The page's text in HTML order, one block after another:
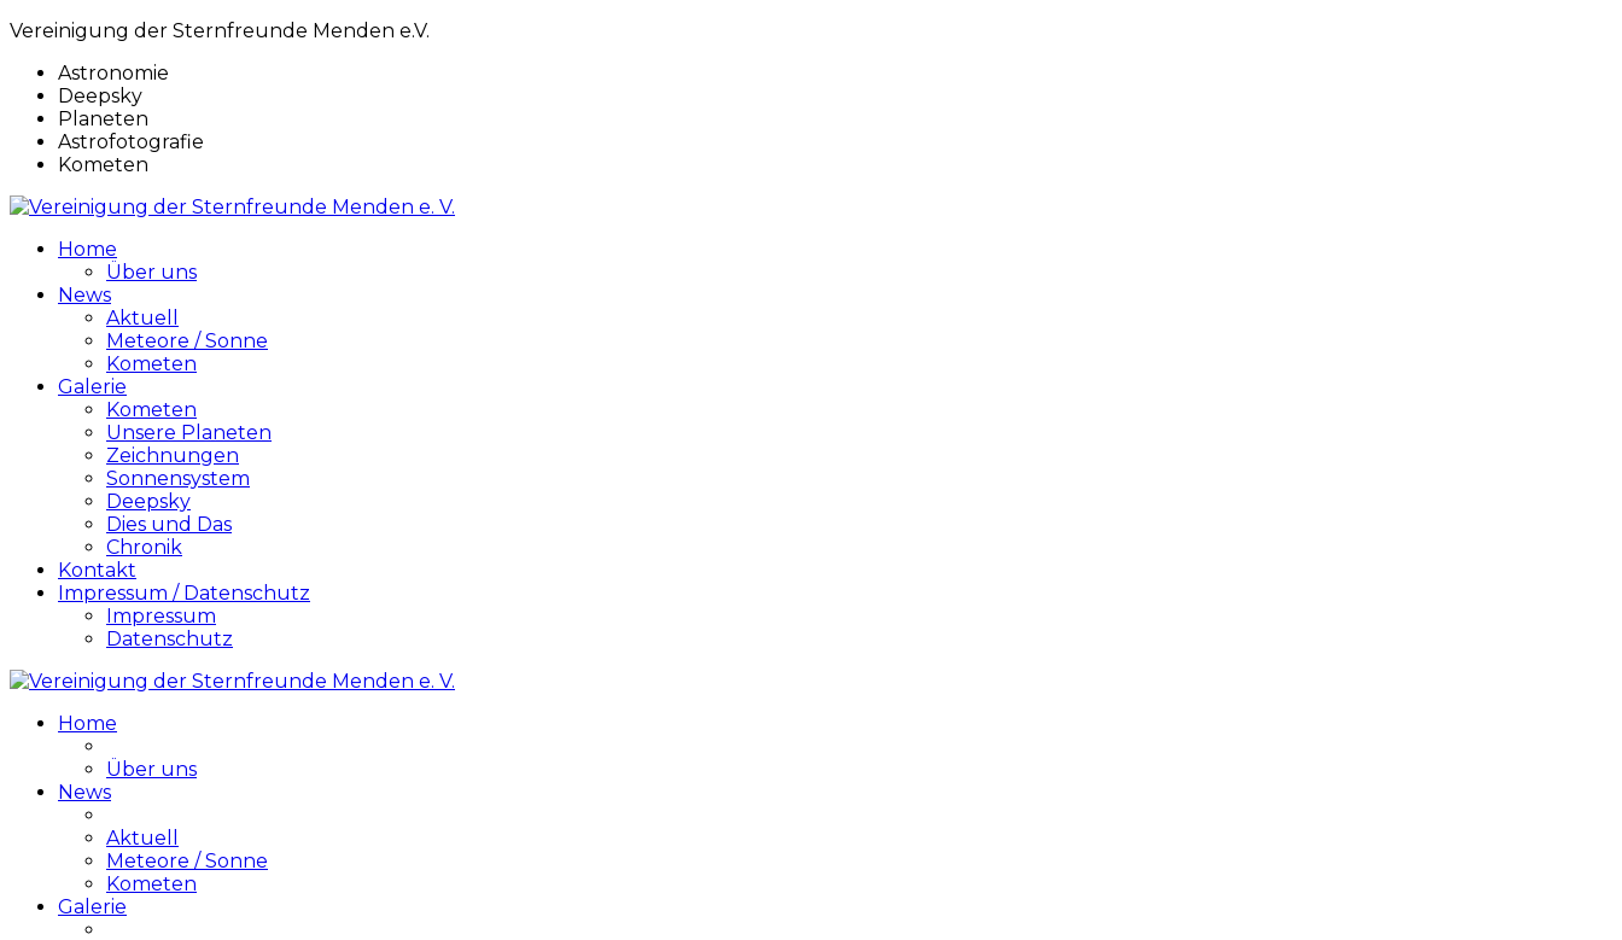
Vereinigung der Sternfreunde Menden e.V.
Astronomie
Deepsky
Planeten
Astrofotografie
Kometen
Home
Über uns
News
Aktuell
Meteore / Sonne
Kometen
Galerie
Kometen
Unsere Planeten
Zeichnungen
Sonnensystem
Deepsky
Dies und Das
Chronik
Kontakt
Impressum / Datenschutz
Impressum
Datenschutz
Home
Über uns
News
Aktuell
Meteore / Sonne
Kometen
Galerie